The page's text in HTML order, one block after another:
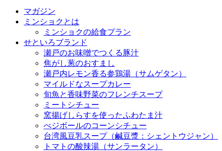
マガジン
ミンショクとは
ミンショクの給食プラン
せといろブランド
瀬戸のお味噌でつくる豚汁
焦がし葱のおすまし
瀬戸内レモン香る参鶏湯（サムゲタン）
マイルドなスープカレー
旬魚と香味野菜のフレンチスープ
ミートシチュー
窯揚げしらすを使ったふわたま汁
べジボールのコーンシチュー
台湾風豆乳スープ（鹹豆漿：シェントウジャン）
トマトの酸辣湯（サンラータン）